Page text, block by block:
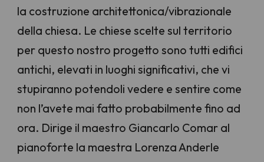
la costruzione architettonica/vibrazionale
della chiesa. Le chiese scelte sul territorio
per questo nostro progetto sono tutti edifici
antichi, elevati in luoghi significativi, che vi
stupiranno potendoli vedere e sentire come
non l’avete mai fatto probabilmente fino ad
ora. Dirige il maestro Giancarlo Comar al
pianoforte la maestra Lorenza Anderle